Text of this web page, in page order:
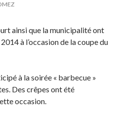
ainsi que la municipalité ont
à l’occasion de la coupe du
à la soirée « barbecue »
Des crêpes ont été
occasion.